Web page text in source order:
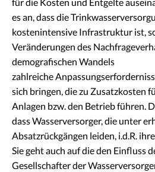
es an, dass die
kostenintensive Infrastruktur ist,
Veränderungen des
demografischen Wandels
zahlreiche
sich bringen, die zu Zusatzkosten
Anlagen bzw. den Betrieb führen.
dass Wasserversorger, die unter
Absatzrückgängen leiden, i.d.R.
Sie geht auch auf die den Einfluss
Gesellschafter der